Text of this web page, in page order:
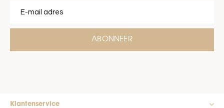
ABONNEER
Klantenservice